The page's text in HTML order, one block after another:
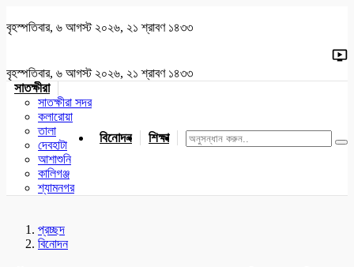
বৃহস্পতিবার, ৬ আগস্ট ২০২৬, ২১ শ্রাবণ ১৪৩৩
বৃহস্পতিবার, ৬ আগস্ট ২০২৬, ২১ শ্রাবণ ১৪৩৩
সাতক্ষীরা
সাতক্ষীরা সদর
কলারোয়া
তালা
দেবহাটা
আশাশুনি
কালিগঞ্জ
শ্যামনগর
বিনোদন শিক্ষা খেলাধুলা জাতীয় যশোর
প্রচ্ছদ
বিনোদন